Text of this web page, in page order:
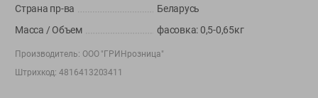
Время работы Call-центра: Пн.- Пт. с 09.00 до 17.00, СБ, ВС -
выходной
shop@green-market.by
Пишите нам свои вопросы, предложения и комментарии
Страна пр-ва
Беларусь
Масса / Объем
фасовка: 0,5-0,65кг
Производитель: ООО "ГРИНрозница"
Штрихкод:4816413203411